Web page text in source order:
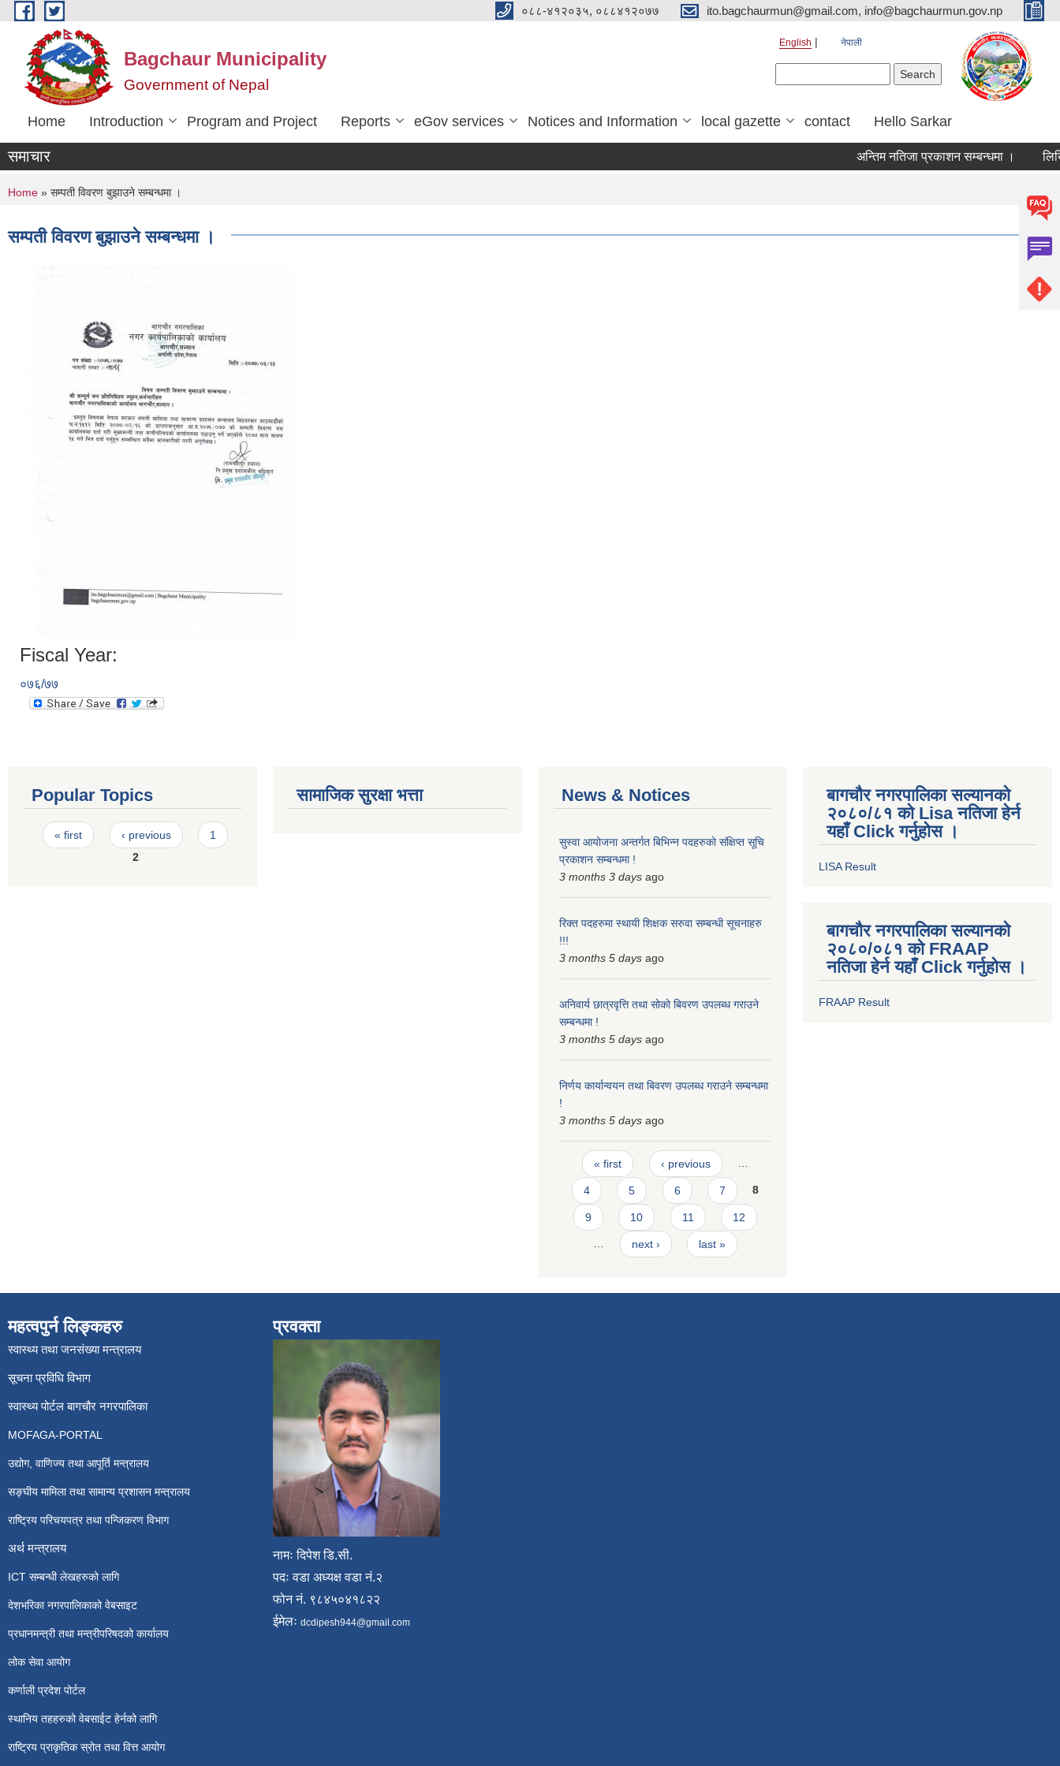
Skip to main content ०८८-४१२०३५, ०८८४१२०७७ ito.bagchaurmun@gmail.com, info@bagchaurmun.gov.np
Bagchaur Municipality
Government of Nepal
English नेपाली
Home Introduction Program and Project Reports eGov services Notices and Information local gazette contact Hello Sarkar
समाचार अन्तिम नतिजा प्रकाशन सम्बन्धमा ।
You are here
Home » सम्पती विवरण बुझाउने सम्बन्धमा ।
सम्पती विवरण बुझाउने सम्बन्धमा ।
Fiscal Year:
०७६/७७
Popular Topics
Pages
« first ‹ previous
1
2
सामाजिक सुरक्षा भत्ता News & Notices
सुस्वा आयोजना अन्तर्गत बिभिन्न पदहरुको संक्षिप्त सूचि
प्रकाशन सम्बन्धमा !
3 months 3 days ago
रिक्त पदहरुमा स्थायी शिक्षक सरुवा सम्बन्धी सूचनाहरु
!!!
3 months 5 days ago
अनिवार्य छात्रवृत्ति तथा सोको बिवरण उपलब्ध गराउने
सम्बन्धमा !
3 months 5 days ago
निर्णय कार्यान्वयन तथा बिवरण उपलब्ध गराउने सम्बन्धमा
!
3 months 5 days ago
Pages
« first ‹ previous …
4 5 6 7 8
9 10 11 12
… next › last »
बागचौर नगरपालिका सल्यानको
२०८०/८१ को Lisa नतिजा हेर्न
यहाँ Click गर्नुहोस ।
LISA Result
बागचौर नगरपालिका सल्यानको
२०८०/०८१ को FRAAP
नतिजा हेर्न यहाँ Click गर्नुहोस ।
FRAAP Result
महत्वपुर्न लिङ्कहरु
स्वास्थ्य तथा जनसंख्या मन्त्रालय
सूचना प्रविधि विभाग
स्वास्थ्य पोर्टल बागचौर नगरपालिका
MOFAGA-PORTAL
उद्योग, वाणिज्य तथा आपूर्ति मन्त्रालय
सङ्घीय मामिला तथा सामान्य प्रशासन मन्त्रालय
राष्ट्रिय परिचयपत्र तथा पन्जिकरण विभाग
अर्थ मन्त्रालय
ICT सम्बन्धी लेखहरुको लागि
देशभरिका नगरपालिकाको वेबसाइट
प्रधानमन्त्री तथा मन्त्रीपरिषदको कार्यालय
लोक सेवा आयोग
कर्णाली प्रदेश पोर्टल
स्थानिय तहहरुको वेबसाईट हेर्नको लागि
राष्ट्रिय प्राकृतिक स्रोत तथा वित्त आयोग
प्रवक्ता
नामः दिपेश डि.सी.
पदः वडा अध्यक्ष वडा नं.२
फोन नं. ९८४५०४१८२२
ईमेलः dcdipesh944@gmail.com